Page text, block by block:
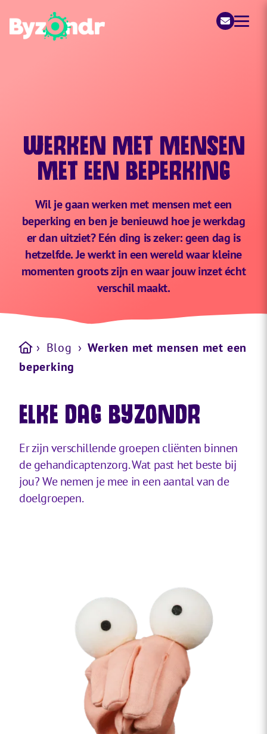
WERKEN MET MENSEN
MET EEN BEPERKING
Wil je gaan werken met mensen met een
beperking en ben je benieuwd hoe je werkdag
er dan uitziet? Eén ding is zeker: geen dag is
hetzelfde. Je werkt in een wereld waar kleine
momenten groots zijn en waar jouw inzet écht
verschil maakt.
› Blog › Werken met mensen met een
beperking
ELKE DAG BYZONDR
Er zijn verschillende groepen cliënten binnen
de gehandicaptenzorg. Wat past het beste bij
jou? We nemen je mee in een aantal van de
doelgroepen.